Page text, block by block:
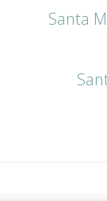
Santa